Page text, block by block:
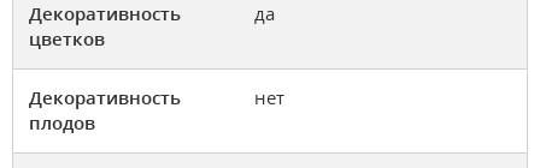
Декоративность
цветков
да
Декоративность
плодов
нет